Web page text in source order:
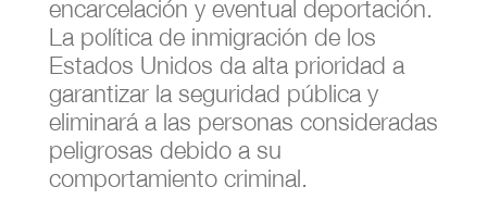
encarcelación y eventual deportación.
La política de inmigración de los
Estados Unidos da alta prioridad a
garantizar la seguridad pública y
eliminará a las personas consideradas
peligrosas debido a su
comportamiento criminal.